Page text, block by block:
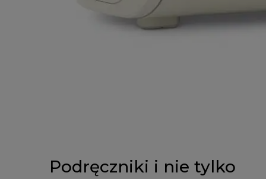
Podręczniki i nie tylko